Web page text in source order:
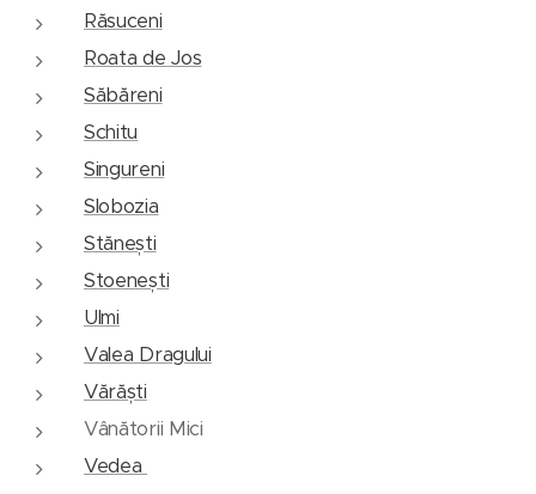
Răsuceni
Roata de Jos
Săbăreni
Schitu
Singureni
Slobozia
Stănești
Stoenești
Ulmi
Valea Dragului
Vărăști
Vânătorii Mici
Vedea